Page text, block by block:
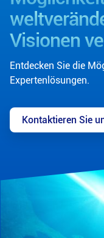
Visionen
Entdecken Sie die
Expertenlösungen.
Kontaktieren Sie